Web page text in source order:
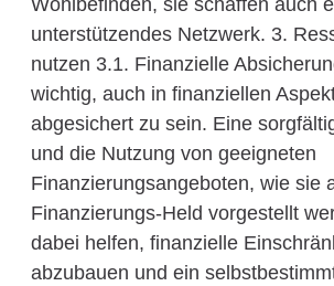
Wohlbefinden, sie schaffen auch
unterstützendes Netzwerk. 3.
nutzen 3.1. Finanzielle
wichtig, auch in finanziellen
abgesichert zu sein. Eine
und die Nutzung von geeigneten
Finanzierungsangeboten, wie sie
Finanzierungs-Held vorgestellt
dabei helfen, finanzielle
abzubauen und ein